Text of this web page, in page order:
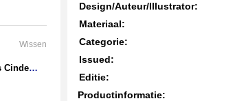
Design/Auteur/Illustrator:
Materiaal:
Categorie:
Issued:
Editie:
Productinformatie:
Wissen
Disney Traditions Cinderella vs Lady Tremaine